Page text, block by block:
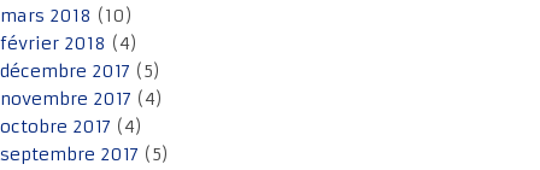
mars 2018 (10)
février 2018 (4)
décembre 2017 (5)
novembre 2017 (4)
octobre 2017 (4)
septembre 2017 (5)